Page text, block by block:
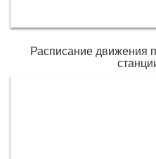
Расписание движения